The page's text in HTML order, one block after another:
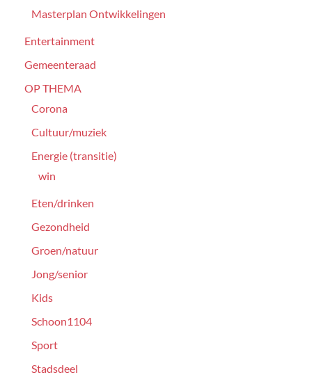
Masterplan Ontwikkelingen
Entertainment
Gemeenteraad
OP THEMA
Corona
Cultuur/muziek
Energie (transitie)
win
Eten/drinken
Gezondheid
Groen/natuur
Jong/senior
Kids
Schoon1104
Sport
Stadsdeel